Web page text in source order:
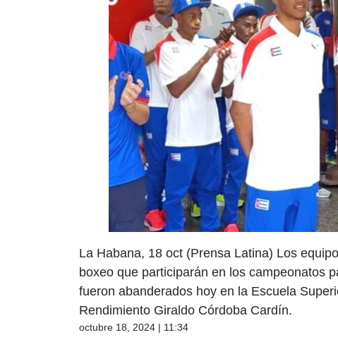
La Habana, 18 oct (Prensa Latina) Los
boxeo que participarán en los campeonatos
fueron abanderados hoy en la Escuela
Rendimiento Giraldo Córdoba Cardín.
octubre 18, 2024 | 11:34